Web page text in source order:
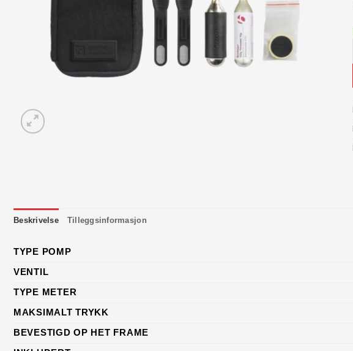
Beskrivelse Tilleggsinformasjon
TYPE POMP
VENTIL
TYPE METER
MAKSIMALT TRYKK
BEVESTIGD OP HET FRAME